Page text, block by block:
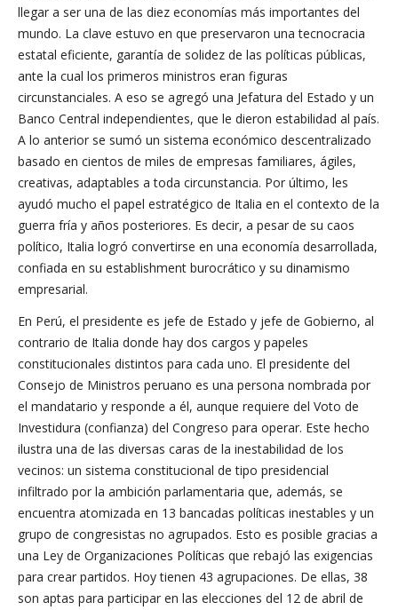
llegar a ser una de las diez economías más importantes del
mundo. La clave estuvo en que preservaron una tecnocracia
estatal eficiente, garantía de solidez de las políticas públicas,
ante la cual los primeros ministros eran figuras
circunstanciales. A eso se agregó una Jefatura del Estado y un
Banco Central independientes, que le dieron estabilidad al país.
A lo anterior se sumó un sistema económico descentralizado
basado en cientos de miles de empresas familiares, ágiles,
creativas, adaptables a toda circunstancia. Por último, les
ayudó mucho el papel estratégico de Italia en el contexto de la
guerra fría y años posteriores. Es decir, a pesar de su caos
político, Italia logró convertirse en una economía desarrollada,
confiada en su establishment burocrático y su dinamismo
empresarial.
En Perú, el presidente es jefe de Estado y jefe de Gobierno, al
contrario de Italia donde hay dos cargos y papeles
constitucionales distintos para cada uno. El presidente del
Consejo de Ministros peruano es una persona nombrada por
el mandatario y responde a él, aunque requiere del Voto de
Investidura (confianza) del Congreso para operar. Este hecho
ilustra una de las diversas caras de la inestabilidad de los
vecinos: un sistema constitucional de tipo presidencial
infiltrado por la ambición parlamentaria que, además, se
encuentra atomizada en 13 bancadas políticas inestables y un
grupo de congresistas no agrupados. Esto es posible gracias a
una Ley de Organizaciones Políticas que rebajó las exigencias
para crear partidos. Hoy tienen 43 agrupaciones. De ellas, 38
son aptas para participar en las elecciones del 12 de abril de